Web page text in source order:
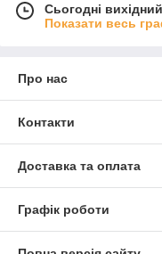
Сьогодні вихідний
Показати весь
Про нас
Контакти
Доставка та оплата
Графік роботи